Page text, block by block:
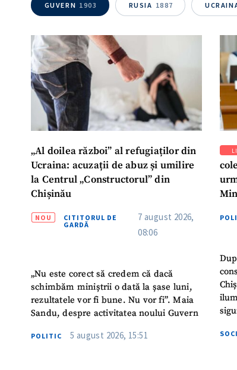
GUVERN 1903 RUSIA 1887
„Al doilea război” al refugiaților din
Ucraina: acuzații de abuz și umilire
la Centrul „Constructorul” din
Chișinău
NOU
CITITORUL DE
GARDĂ
7 august 2026,
08:06
„Nu este corect să credem că dacă
schimbăm miniștrii o dată la șase luni,
rezultatele vor fi bune. Nu vor fi”. Maia
Sandu, despre activitatea noului Guvern
POLITIC 5 august 2026, 15:51